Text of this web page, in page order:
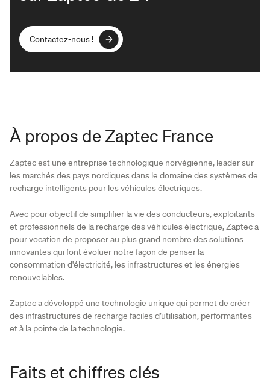
Contactez-nous !
Contactez-nous !
À propos de Zaptec France
Zaptec est une entreprise technologique norvégienne, leader sur
les marchés des pays nordiques dans le domaine des systèmes de
recharge intelligents pour les véhicules électriques.
Avec pour objectif de simplifier la vie des conducteurs, exploitants
et professionnels de la recharge des véhicules électrique, Zaptec a
pour vocation de proposer au plus grand nombre des solutions
innovantes qui font évoluer notre façon de penser la
consommation d'électricité, les infrastructures et les énergies
renouvelables.
Zaptec a développé une technologie unique qui permet de créer
des infrastructures de recharge faciles d’utilisation, performantes
et à la pointe de la technologie.
Faits et chiffres clés